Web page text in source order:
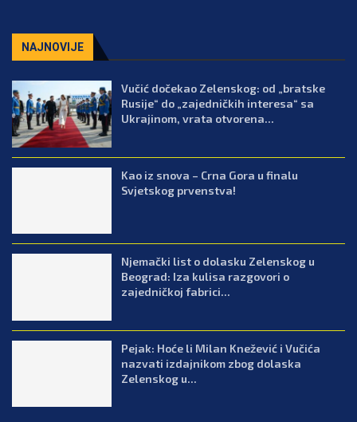
NAJNOVIJE
Vučić dočekao Zelenskog: od „bratske
Rusije“ do „zajedničkih interesa“ sa
Ukrajinom, vrata otvorena...
Kao iz snova – Crna Gora u finalu
Svjetskog prvenstva!
Njemački list o dolasku Zelenskog u
Beograd: Iza kulisa razgovori o
zajedničkoj fabrici...
Pejak: Hoće li Milan Knežević i Vučića
nazvati izdajnikom zbog dolaska
Zelenskog u...